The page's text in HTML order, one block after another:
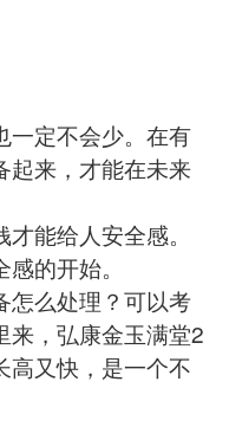
一定不会少。在有
起来，才能在未来
能给人安全感。
的开始。
怎么处理？可以考
来，弘康金玉满堂2
高又快，是一个不